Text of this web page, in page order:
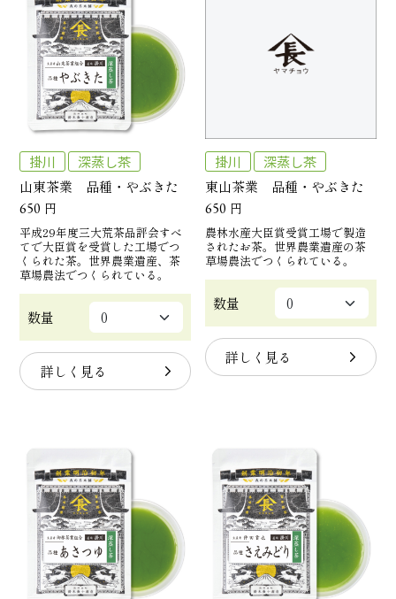
掛川
深蒸し茶
山東茶業 品種・やぶきた
650 円
平成29年度三大荒茶品評会すべ
てで大臣賞を受賞した工場でつ
くられた茶。世界農業遺産、茶
草場農法でつくられている。
数量
詳しく見る
掛川
深蒸し茶
東山茶業 品種・やぶきた
650 円
農林水産大臣賞受賞工場で製造
されたお茶。世界農業遺産の茶
草場農法でつくられている。
数量
詳しく見る